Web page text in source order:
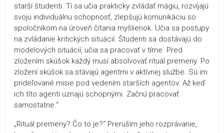
starší študenti. Tí sa učia prakticky zvládať mágiu, rozvíjajú
svoju individuálnu schopnosť, zlepšujú komunikáciu so
spoločníkom na úroveň čítania myšlienok. Učia sa postupy
na zvládanie kritických situácií. Študenti sa dostávajú do
modelových situácií, učia sa pracovať v tíme. Pred
zložením skúšok každý musí absolvovať rituál premeny. Po
zložení skúšok sa stávajú agentmi v aktívnej službe. Sú im
prideľované misie pod vedením starších agentov. Až keď
ich títo agenti uznajú schopnými. Začnú pracovať
samostatne.“
„Rituál premeny? Čo to je?“ Preruším jeho rozprávanie,